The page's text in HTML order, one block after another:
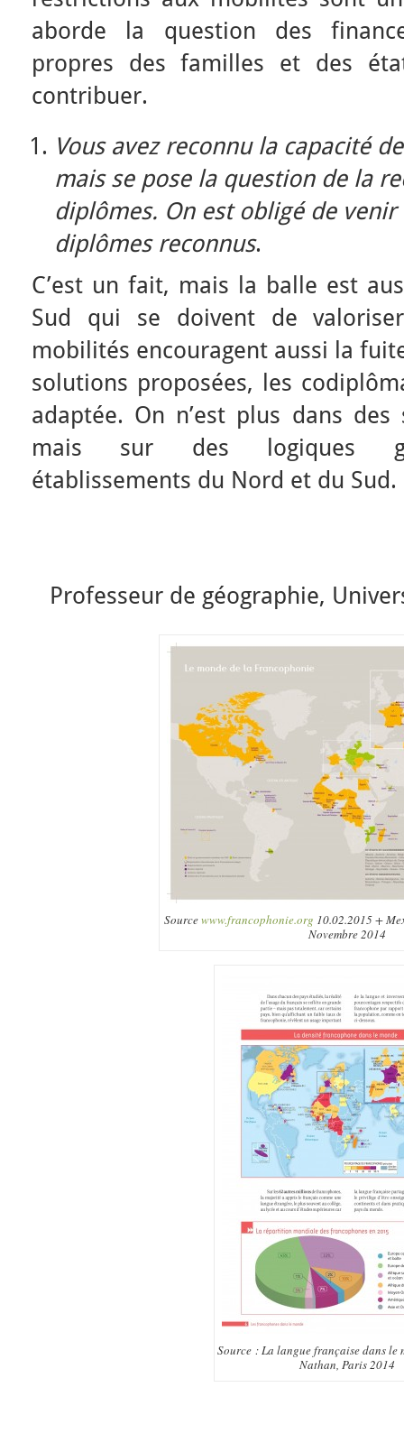
aborde la question des
propres des familles et des
contribuer.
Vous avez reconnu la capacité
mais se pose la question de la
diplômes. On est obligé de
diplômes reconnus.
C’est un fait, mais la balle est
Sud qui se doivent de
mobilités encouragent aussi la
solutions proposées, les
adaptée. On n’est plus dans
mais sur des logiques
établissements du Nord et du Sud.
Professeur de géographie,
Sourcewww.francophonie.org 10.02.2015 +
Novembre 2014
Source : La langue française dans le
Nathan, Paris 2014